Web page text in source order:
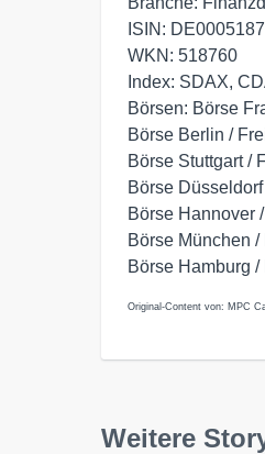
ISIN:
WKN: 518760
Index: SDAX,
Börsen: Börse
Börse Berlin /
Börse Stuttgart /
Börse
Börse Hannover
Börse München
Börse Hamburg
Original-Content von: MPC
Weitere